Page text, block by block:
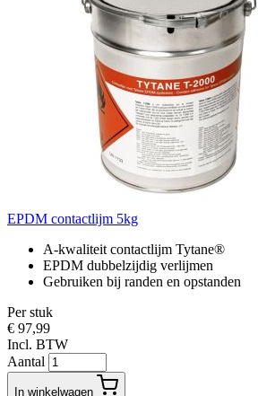
EPDM contactlijm 5kg
A-kwaliteit contactlijm Tytane®
EPDM dubbelzijdig verlijmen
Gebruiken bij randen en opstanden
Per stuk
€ 97,99
Incl. BTW
Aantal
In winkelwagen